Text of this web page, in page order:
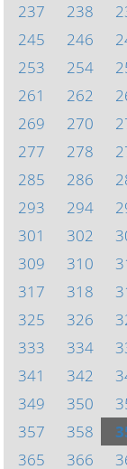
237
238
245
246
253
254
261
262
269
270
277
278
285
286
293
294
301
302
309
310
317
318
325
326
333
334
341
342
349
350
357
358
365
366